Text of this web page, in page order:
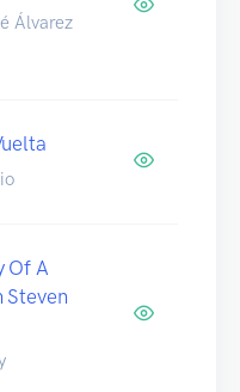
Álvarez
Of A
Steven